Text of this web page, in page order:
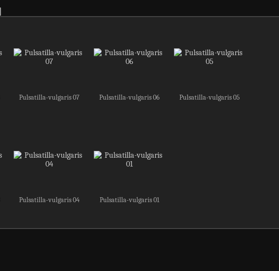
Pulsatilla-vulgaris 07 Pulsatilla-vulgaris 06 Pulsatilla-vulgaris 05
Pulsatilla-vulgaris 04 Pulsatilla-vulgaris 01